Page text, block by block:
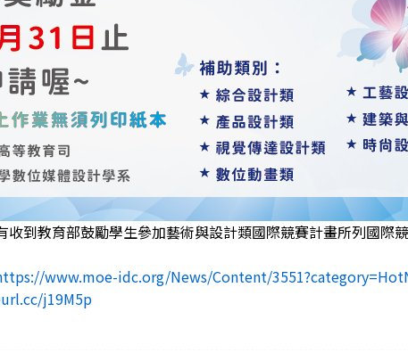
到教育部鼓勵學生參加藝術與設計類國際競賽計畫所列國際
www.moe-idc.org/News/Content/
j19M5p